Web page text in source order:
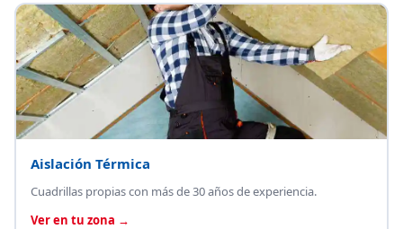
Aislación Térmica
Cuadrillas propias con más de 30 años de experiencia.
Ver en tu zona →